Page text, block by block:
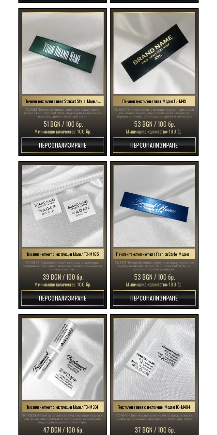
Печатен текстилен етикет Standard Style Модел TL-M83
TL-M83 Текстилен етикет, отпечатан върху сатен,
модел TL-83 Standard Style, подходящ за текстилни
изделия, дрехи, аксесоари и т.н.
51 BGN / 100 бр.
Минимално количество: 100 бр.
ПЕРСОНАЛИЗИРАНЕ
Печатен текстилен етикет Модел TL-M49
TL-M49 Платнен етикет, отпечатан върху черен сатен
със златен надпис, персонализиран с името на
марката и размер, подходящ за дрехи и аксесоари
53 BGN / 100 бр.
Минимално количество: 100 бр.
ПЕРСОНАЛИЗИРАНЕ
Текстилен етикет с инструкции Модел TC-M185
TC-M185 Текстилен етикет за дрехи и аксесоари,
направен от бял сатен, включващ символи за пране и
грижа, и състав.
39 BGN / 100 бр.
Минимално количество: 100 бр.
ПЕРСОНАЛИЗИРАНЕ
TL-M73 Текстилен етикет, отпечатан върху сатен със
сребърен шрифт, модел TL-73 Standard Style, за
дрехи и подобни артикули.
53 BGN / 100 бр.
Минимално количество: 100 бр.
ПЕРСОНАЛИЗИРАНЕ
Текстилен етикет с инструкции Модел TC-M334
TC-M334 Етикет за пране и грижа, персонализиран с
име на марката, символи и инструкции за изпиране,
подходящ за дрехи и аксесоари.
47 BGN / 100 бр.
Текстилен етикет с инструкции Модел TC-M404
TC-M404 Персонализиран етикет за грижа с малък
размер за пришиване към дрехи и аксесоари, сатен.
37 BGN / 100 бр.